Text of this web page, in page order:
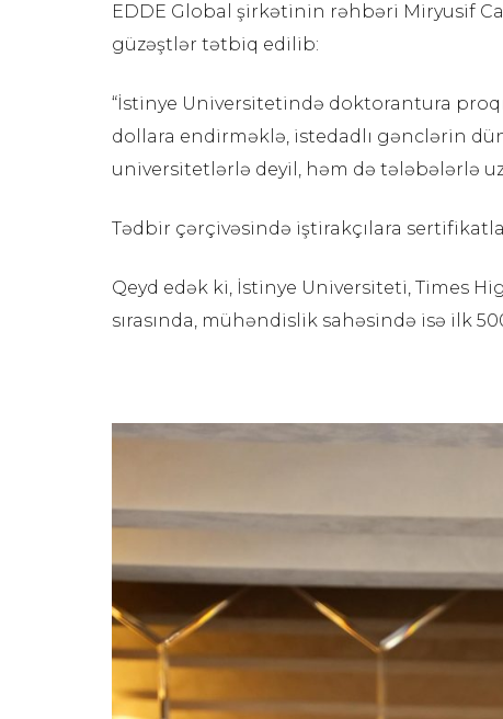
EDDE Global şirkətinin rəhbəri Miryusif
güzəştlər tətbiq edilib:
“İstinye Universitetində doktorantura
dollara endirməklə, istedadlı gənclərin
universitetlərlə deyil, həm də tələbələrlə
Tədbir çərçivəsində iştirakçılara
Qeyd edək ki, İstinye Universiteti, Times
sırasında, mühəndislik sahəsində isə ilk